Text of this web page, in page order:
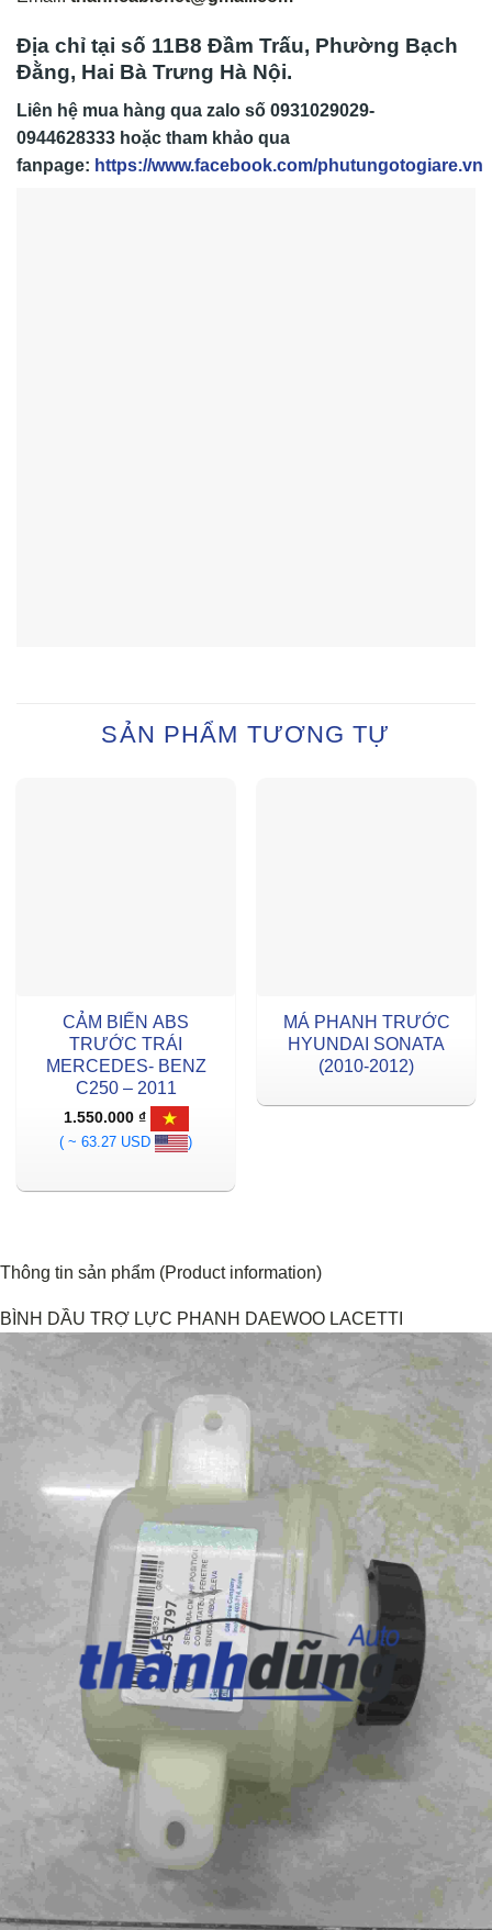
Địa chỉ tại số 11B8 Đầm Trấu, Phường Bạch
Đằng, Hai Bà Trưng Hà Nội.
Liên hệ mua hàng qua zalo số 0931029029-
0944628333 hoặc tham khảo qua
fanpage: https://www.facebook.com/phutungotogiare.vn
SẢN PHẨM TƯƠNG TỰ
CẢM BIẾN ABS
TRƯỚC TRÁI
MERCEDES- BENZ
C250 – 2011
1.550.000 ₫
( ~ 63.27 USD
)
MÁ PHANH TRƯỚC
HYUNDAI SONATA
(2010-2012)
Thông tin sản phẩm (Product information)
BÌNH DẦU TRỢ LỰC PHANH DAEWOO LACETTI